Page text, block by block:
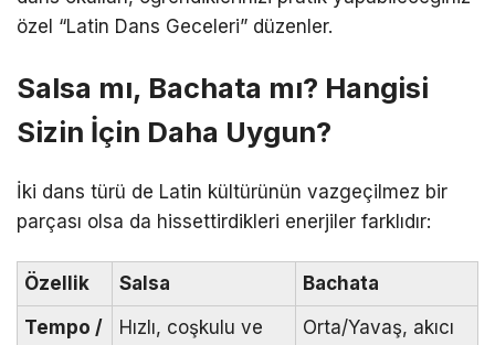
özel “Latin Dans Geceleri” düzenler.
Salsa mı, Bachata mı? Hangisi
Sizin İçin Daha Uygun?
İki dans türü de Latin kültürünün vazgeçilmez bir
parçası olsa da hissettirdikleri enerjiler farklıdır:
Özellik Salsa
Bachata
Tempo /
Hızlı, coşkulu ve
Orta/Yavaş, akıcı